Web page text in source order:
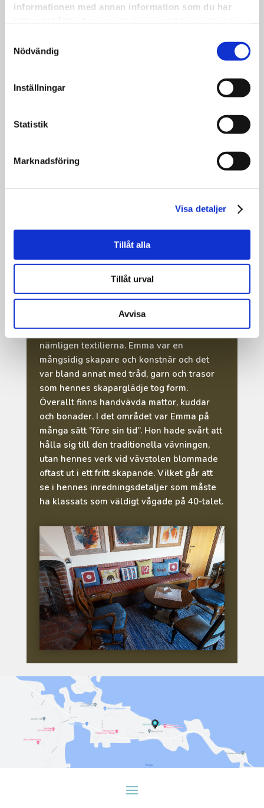
informationen med annan information som du har
Nödvändig
Inställningar
Statistik
Marknadsföring
Visa detaljer
Tillåt alla
Tillåt urval
Avvisa
efter sig flera tavlor, bland annat
målningen ”Två figurer”. Nere i salongen
”Skogsbacke vid havet”.
Naturligtvis pryds väggarna även av verk
och risig undervegetation är ofta huvudsak
och glittrande vatten är ett tecken på.
konstnärer som gästade dem och efter sig
som var okänd för de flesta. Hennes ”Träd i
storm” vittnar om en målarbegåvning som
levde i skymundan.
tavlorna som fyller väggarna inne i museet
en stund. Titta istället på allt det som gör
Ricklundgården till ett varmt, ombonat hem,
nämligen textilierna. Emma var en
mångsidig skapare och konstnär och det
var bland annat med tråd, garn och trasor
som hennes skaparglädje tog form.
Överallt finns handvävda mattor, kuddar
och bonader. I det området var Emma på
många sätt ”före sin tid”. Hon hade svårt att
hålla sig till den traditionella vävningen,
utan hennes verk vid vävstolen blommade
oftast ut i ett fritt skapande. Vilket går att
se i hennes inredningsdetaljer som måste
ha klassats som väldigt vågade på 40-talet.